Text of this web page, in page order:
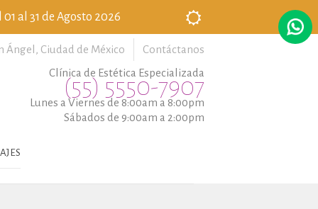
al 31 de Agosto 2026
Contáctanos
Ángel, Ciudad de México
Clínica de Estética Especializada
(55) 5550-7907
Lunes a Viernes de 8:00am a 8:00pm
Sábados de 9:00am a 2:00pm